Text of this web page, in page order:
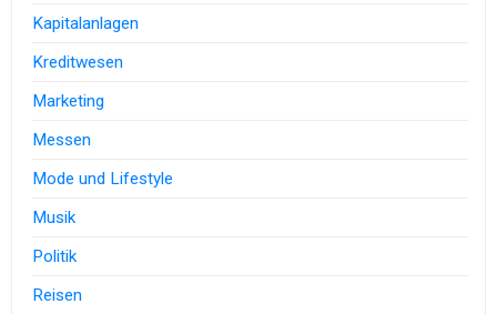
Kapitalanlagen
Kreditwesen
Marketing
Messen
Mode und Lifestyle
Musik
Politik
Reisen